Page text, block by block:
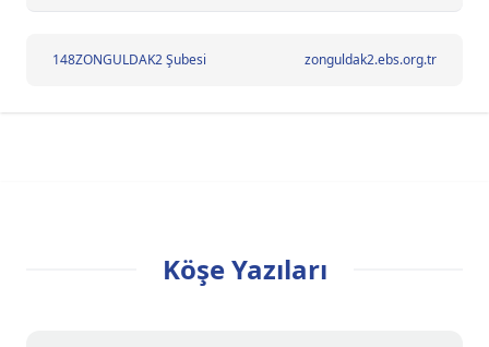
148ZONGULDAK2 Şubesi zonguldak2.ebs.org.tr
Köşe Yazıları